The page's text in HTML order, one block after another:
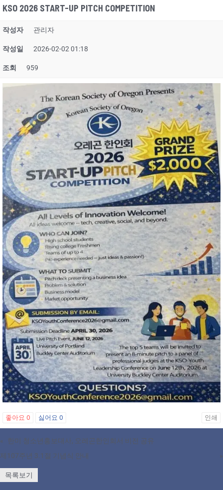
KSO 2026 START-UP PITCH COMPETITION
작성자 관리자
작성일 2026-02-02 01:18
조회 959
좋아요 0 싫어요 0 인쇄
«
한미 청소년홍보대사, 오레곤한인회서 비전 공유
제107주년 3.1절 기념식 안내
»
목록보기